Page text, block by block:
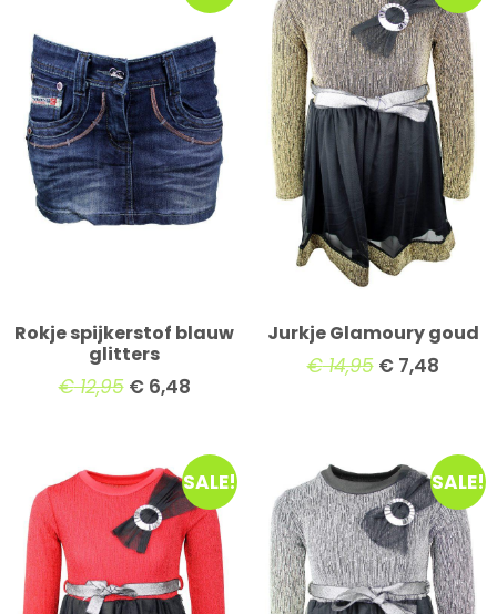
Rokje spijkerstof blauw
glitters
€12,95 €6,48
Jurkje Glamoury goud
€14,95 €7,48
SALE! SALE!